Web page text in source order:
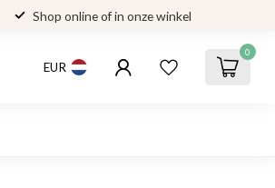
Shop online of in onze winkel
EUR
0